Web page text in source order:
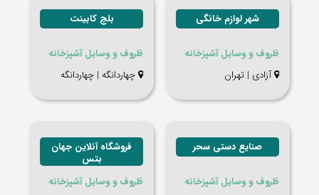
شهر لوازم خانگی
ظروف و وسایل آشپزخانه
آزادی | تهران
بلج کابینت
ظروف و وسایل آشپزخانه
چهاردانگه | چهاردانگه
صنایع دستی سحر
ظروف و وسایل آشپزخانه
فروشگاه آنلاین جهان
بتس
ظروف و وسایل آشپزخانه